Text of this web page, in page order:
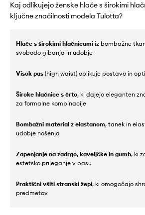
Kaj odlikujejo ženske hlače s širokimi
ključne značilnosti modela Tulotta?
Hlače s širokimi hlačnicami iz bombažne
svobodo gibanja in udobje
Visok pas (high waist) oblikuje postavo in
Široke hlačnice s črto, ki dajejo eleganten
za formalne kombinacije
Bombažni material z elastanom, tanek in
udobje nošenja
Zapenjanje na zadrgo, kaveljčke in gumb, ki
estetsko prileganje v pasu
Praktični všiti stranski žepi, ki omogočajo
predmetov